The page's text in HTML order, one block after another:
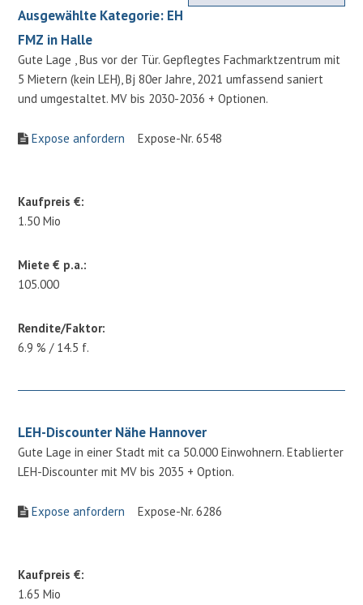
Ausgewählte Kategorie: EH
FMZ in Halle
Gute Lage , Bus vor der Tür. Gepflegtes Fachmarktzentrum mit
5 Mietern (kein LEH), Bj 80er Jahre, 2021 umfassend saniert
und umgestaltet. MV bis 2030-2036 + Optionen.
Expose anfordern Expose-Nr. 6548
Kaufpreis €:
1.50 Mio
Miete € p.a.:
105.000
Rendite/Faktor:
6.9 % / 14.5 f.
LEH-Discounter Nähe Hannover
Gute Lage in einer Stadt mit ca 50.000 Einwohnern. Etablierter
LEH-Discounter mit MV bis 2035 + Option.
Expose anfordern Expose-Nr. 6286
Kaufpreis €:
1.65 Mio